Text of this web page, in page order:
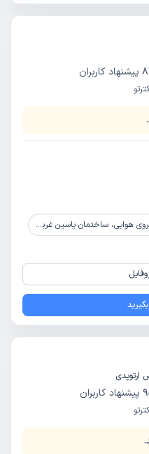
پیشنهاد کاربران
یاسین غربی، پلاک 200، واحد 6، طبقه دوم
پیشنهاد کاربران